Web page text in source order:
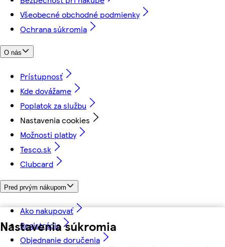
Nastavenia súkromia
Všeobecné obchodné podmienky
Ochrana súkromia
O nás
Prístupnosť
Kde dovážame
Poplatok za službu
Nastavenia cookies
Možnosti platby
Tesco.sk
Clubcard
Pred prvým nákupom
Ako nakupovať
Registrácia
Objednanie doručenia